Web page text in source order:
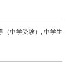
（中学受験）, 中学生